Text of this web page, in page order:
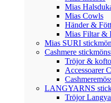
Mias
Mias Cowls
Händer &
Mias Filtar &
Mias SURI
Cashmere
Tröjor &
Accessoarer
LANGYARNS
Tröjor